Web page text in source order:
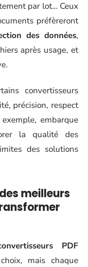
par lot… Ceux
préfèreront
des données,
après usage, et
convertisseurs
précision, respect
embarque
la qualité des
des solutions
meilleurs
PDF
mais chaque